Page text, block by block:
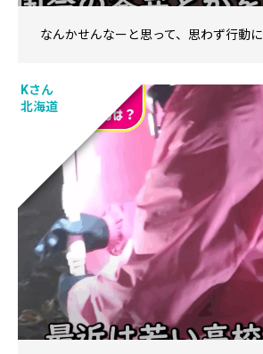
なんかせんなーと思って、思わず行動に
Kさん
北海道